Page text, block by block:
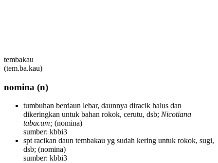
tembakau
(tem.ba.kau)
nomina (n)
tumbuhan berdaun lebar, daunnya diracik halus dan
dikeringkan untuk bahan rokok, cerutu, dsb; Nicotiana
tabacum; (nomina)
sumber: kbbi3
spt racikan daun tembakau yg sudah kering untuk rokok, sugi,
dsb; (nomina)
sumber: kbbi3